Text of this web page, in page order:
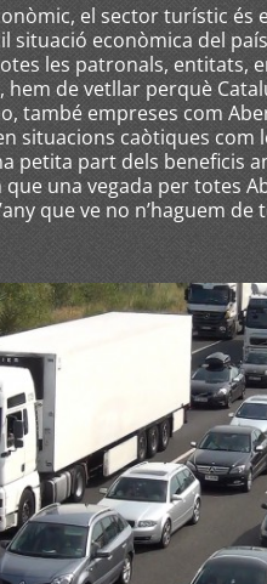
el sector turístic és
situació econòmica del
les patronals, entitats,
de vetllar perquè
també empreses com
situacions caòtiques com
petita part dels beneficis
una vegada per totes
que ve no n’haguem